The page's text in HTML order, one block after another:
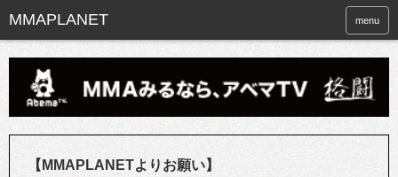
menu
【MMAPLANETよりお願い】